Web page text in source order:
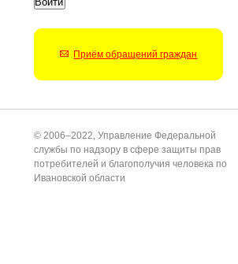
Приём обращений граждан
© 2006–2022, Управление Федеральной
службы по надзору в сфере защиты прав
потребителей и благополучия человека по
Ивановской области